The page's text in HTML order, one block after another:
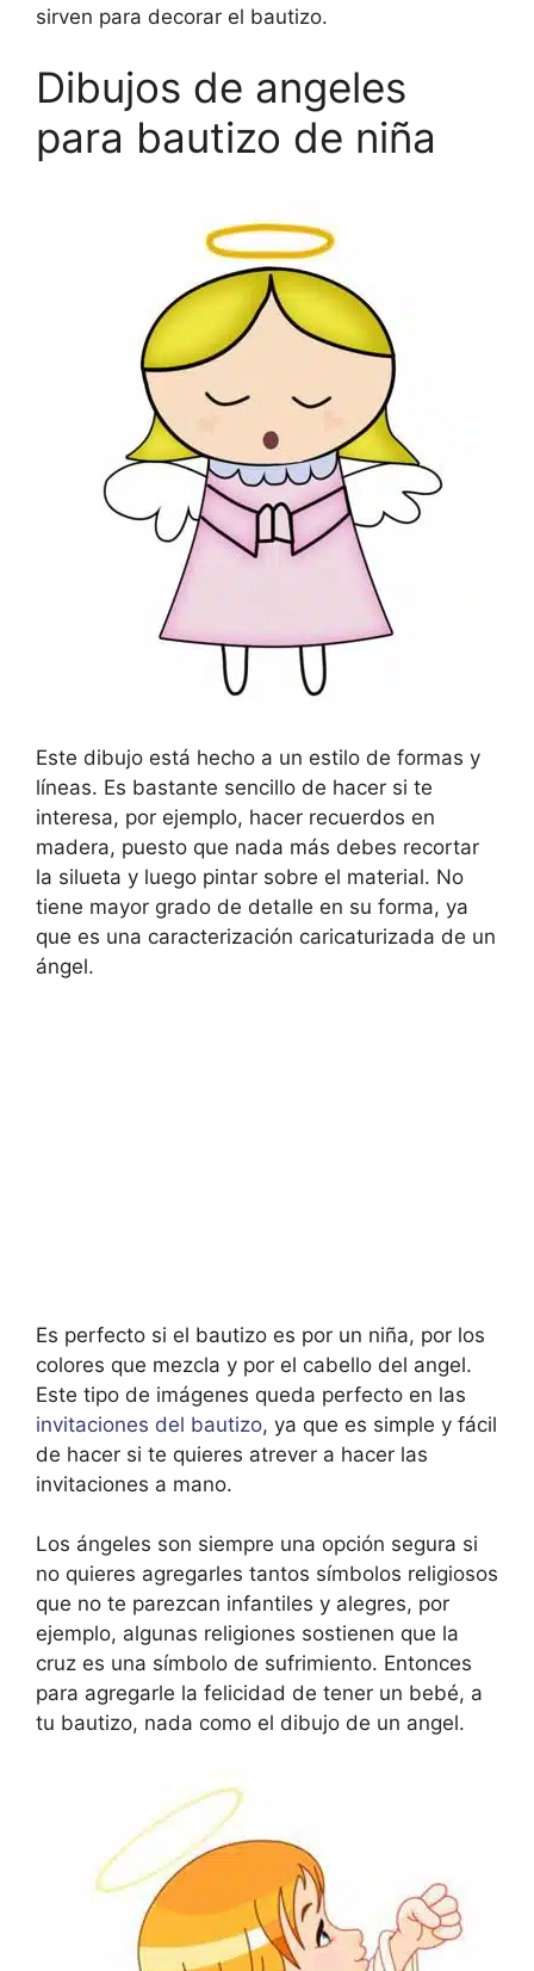
sirven para decorar el bautizo.
Dibujos de angeles
para bautizo de niña
Este dibujo está hecho a un estilo de formas y
líneas. Es bastante sencillo de hacer si te
interesa, por ejemplo, hacer recuerdos en
madera, puesto que nada más debes recortar
la silueta y luego pintar sobre el material. No
tiene mayor grado de detalle en su forma, ya
que es una caracterización caricaturizada de un
ángel.
Es perfecto si el bautizo es por un niña, por los
colores que mezcla y por el cabello del angel.
Este tipo de imágenes queda perfecto en las
invitaciones del bautizo, ya que es simple y fácil
de hacer si te quieres atrever a hacer las
invitaciones a mano.
Los ángeles son siempre una opción segura si
no quieres agregarles tantos símbolos religiosos
que no te parezcan infantiles y alegres, por
ejemplo, algunas religiones sostienen que la
cruz es una símbolo de sufrimiento. Entonces
para agregarle la felicidad de tener un bebé, a
tu bautizo, nada como el dibujo de un angel.